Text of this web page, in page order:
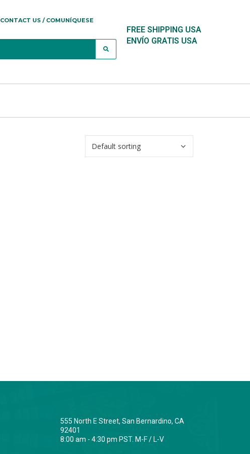
CONTACT US / COMUNÍQUESE
FREE SHIPPING USA
ENVÍO GRATIS USA
555 North E Street, San Bernardino, CA
92401
8:00 am - 4:30 pm PST. M-F / L-V